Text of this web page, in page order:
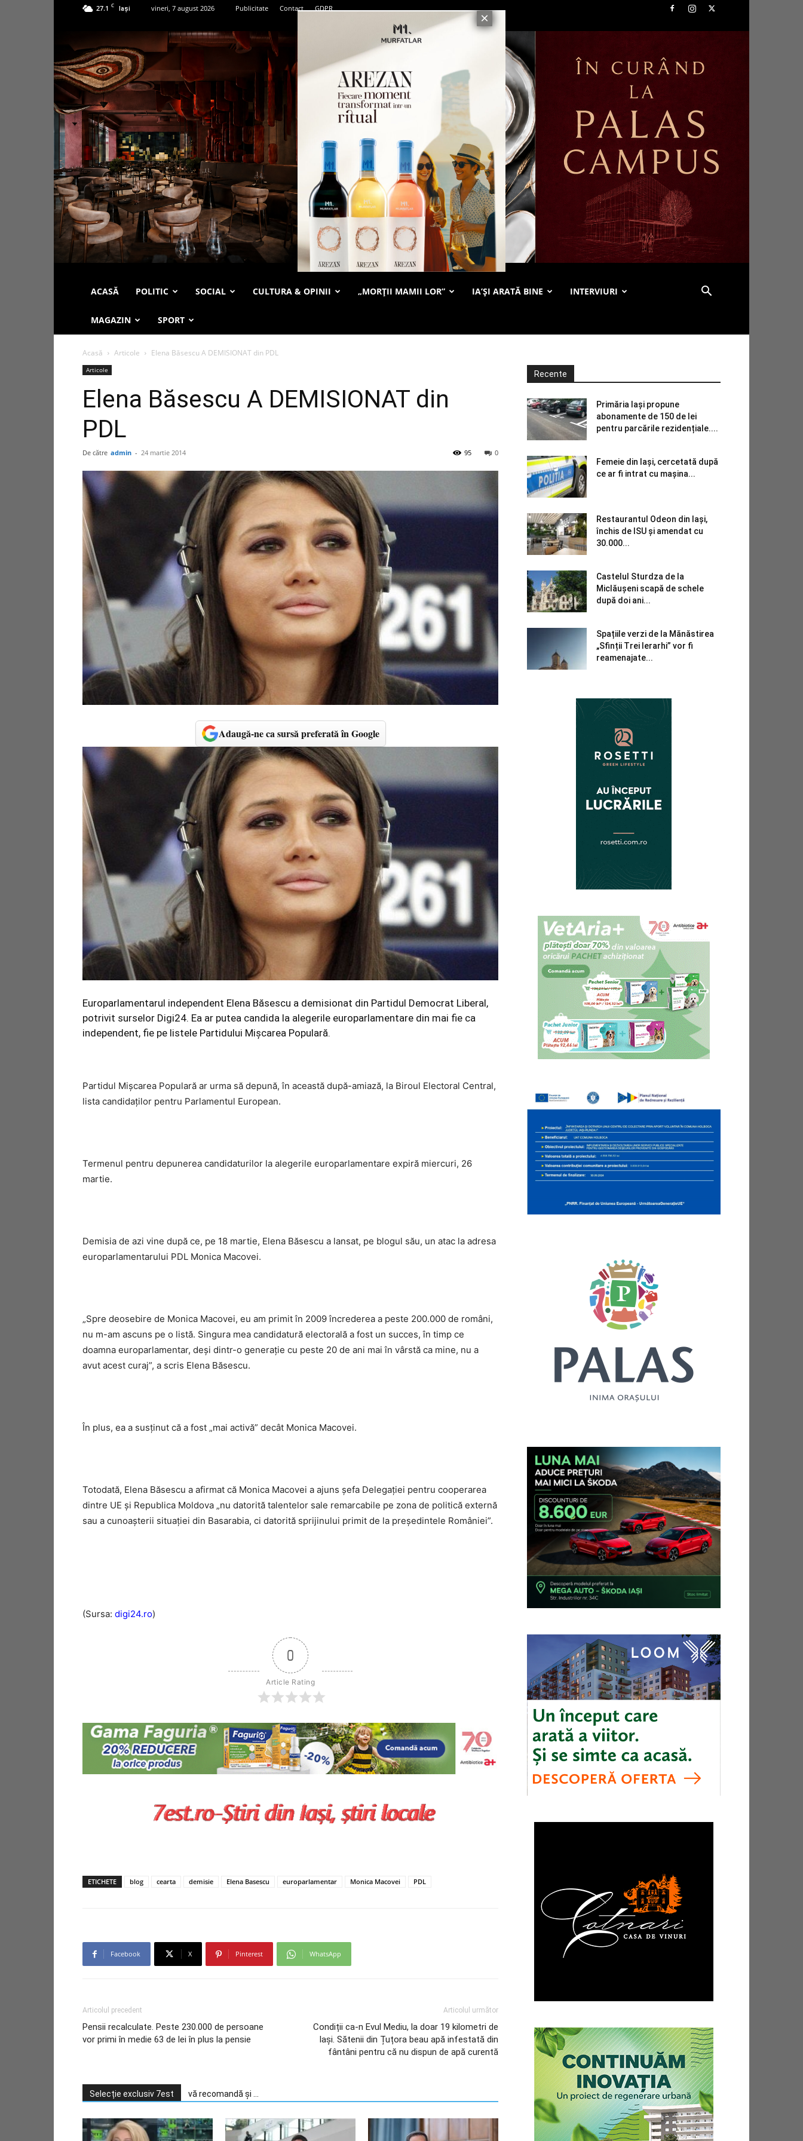
27.1 C Iași vineri, 7 august 2026 Publicitate Contact GDPR
ACASĂ POLITIC SOCIAL CULTURA & OPINII „MORȚII MAMII LOR” IA’ȘI ARATĂ BINE INTERVIURI
MAGAZIN SPORT
Acasă Articole Elena Băsescu A DEMISIONAT din PDL
Articole
Elena Băsescu A DEMISIONAT din
PDL
De către admin - 24 martie 2014 0
95
Adaugă-ne ca sursă preferată în Google
Europarlamentarul independent Elena Băsescu a demisionat din Partidul Democrat Liberal,
potrivit surselor Digi24. Ea ar putea candida la alegerile europarlamentare din mai fie ca
independent, fie pe listele Partidului Mișcarea Populară.
Partidul Mișcarea Populară ar urma să depună, în această după-amiază, la Biroul Electoral Central,
lista candidaţilor pentru Parlamentul European.
Termenul pentru depunerea candidaturilor la alegerile europarlamentare expiră miercuri, 26
martie.
Demisia de azi vine după ce, pe 18 martie, Elena Băsescu a lansat, pe blogul său, un atac la adresa
europarlamentarului PDL Monica Macovei.
„Spre deosebire de Monica Macovei, eu am primit în 2009 încrederea a peste 200.000 de români,
nu m-am ascuns pe o listă. Singura mea candidatură electorală a fost un succes, în timp ce
doamna europarlamentar, deşi dintr-o generaţie cu peste 20 de ani mai în vârstă ca mine, nu a
avut acest curaj”, a scris Elena Băsescu.
În plus, ea a susţinut că a fost „mai activă” decât Monica Macovei.
Totodată, Elena Băsescu a afirmat că Monica Macovei a ajuns şefa Delegaţiei pentru cooperarea
dintre UE şi Republica Moldova „nu datorită talentelor sale remarcabile pe zona de politică externă
sau a cunoaşterii situaţiei din Basarabia, ci datorită sprijinului primit de la preşedintele României”.
(Sursa: digi24.ro)
0
Article Rating
ETICHETE blog cearta demisie Elena Basescu europarlamentar Monica Macovei PDL
Facebook X Pinterest WhatsApp
Articolul precedent
Pensii recalculate. Peste 230.000 de persoane
vor primi în medie 63 de lei în plus la pensie
Articolul următor
Condiții ca-n Evul Mediu, la doar 19 kilometri de
Iași. Sătenii din Țuțora beau apă infestată din
fântâni pentru că nu dispun de apă curentă
Selecție exclusiv 7est vă recomandă și ...
Recente
Primăria Iași propune
abonamente de 150 de lei
pentru parcările rezidențiale....
Femeie din Iași, cercetată după
ce ar fi intrat cu mașina...
Restaurantul Odeon din Iași,
închis de ISU și amendat cu
30.000...
Castelul Sturdza de la
Miclăușeni scapă de schele
după doi ani...
Spațiile verzi de la Mănăstirea
„Sfinții Trei Ierarhi” vor fi
reamenajate...